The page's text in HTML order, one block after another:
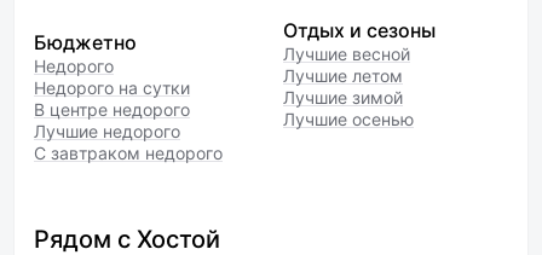
Бюджетно
Недорого
Недорого на сутки
В центре недорого
Лучшие недорого
С завтраком недорого
Отдых и сезоны
Лучшие весной
Лучшие летом
Лучшие зимой
Лучшие осенью
Рядом с Хостой